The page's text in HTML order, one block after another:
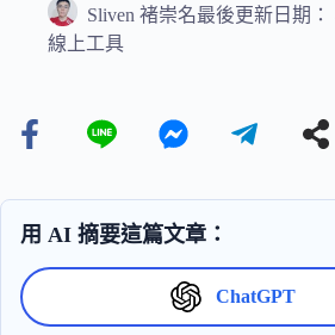
Sliven 褚崇名最後更新日期：
線上工具
用 AI 摘要這篇文章：
ChatGPT